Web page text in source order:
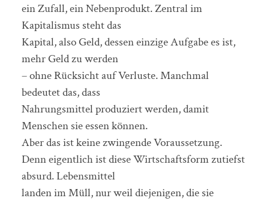
ein Zufall, ein Nebenprodukt. Zentral im
Kapitalismus steht das
Kapital, also Geld, dessen einzige Aufgabe es ist,
mehr Geld zu werden
– ohne Rücksicht auf Verluste. Manchmal
bedeutet das, dass
Nahrungsmittel produziert werden, damit
Menschen sie essen können.
Aber das ist keine zwingende Voraussetzung.
Denn eigentlich ist diese Wirtschaftsform zutiefst
absurd. Lebensmittel
landen im Müll, nur weil diejenigen, die sie